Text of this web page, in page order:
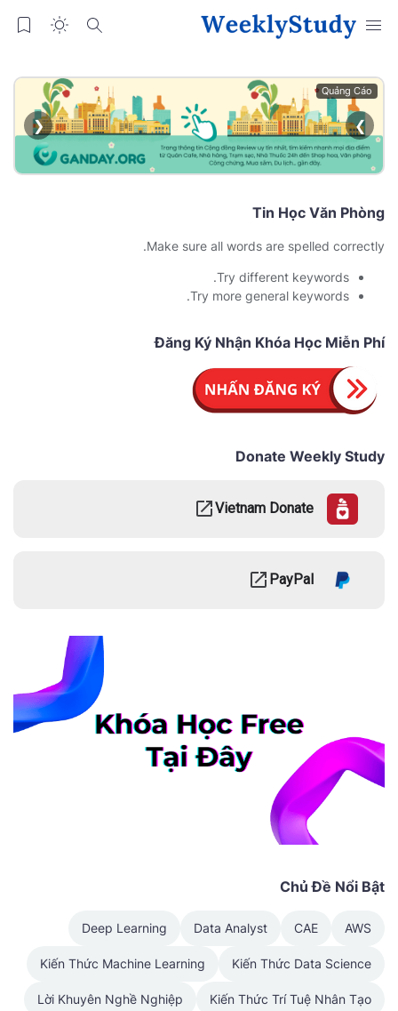
Quảng Cáo
❮ ❯
Tin Học Văn Phòng
Make sure all words are spelled correctly.
Try different keywords.
Try more general keywords.
Đăng Ký Nhận Khóa Học Miễn Phí
Donate Weekly Study
Vietnam Donate
PayPal
Chủ Đề Nổi Bật
AWS
CAE
Data Analyst
Deep Learning
Kiến Thức Data Science
Kiến Thức Machine Learning
Kiến Thức Trí Tuệ Nhân Tạo
Lời Khuyên Nghề Nghiệp